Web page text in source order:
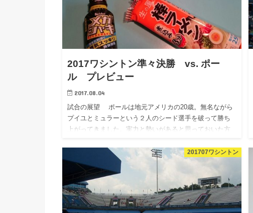
2017ワシントン準々決勝 vs. ポー
ル プレビュー
2017.08.04
試合の展望 ポールは地元アメリカの20歳。無名ながら
プイユとミュラーという２人のシード選手を破って勝ち
上がってきました。実力と勢いがあると思っておいた方
ん。どんなプレー…
201707ワシントン